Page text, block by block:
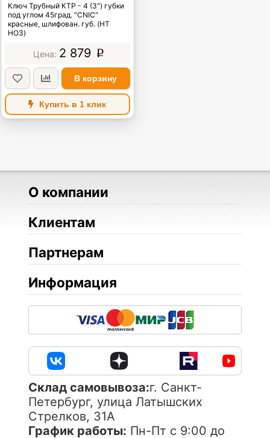
Ключ Трубный КТР - 4 (3") губки
под углом 45град. "CNIC"
красные, шлифован. губ. (HT
HO3)
2 879 p
В корзину
Купить в 1 клик
О компании
Клиентам
Партнерам
Информация
Cклад самовывоза:г. Санкт-
Петербург, улица Латышских
Стрелков, 31А
График работы: Пн-Пт с 9:00 до